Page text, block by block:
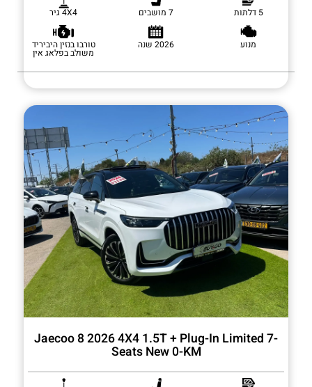
5 דלתות 7 מושבים 4X4 גיר
מנוע 2026 שנה טורבו בנזין היביריד
משולב בפלאג אין
Jaecoo 8 2026 4X4 1.5T + Plug-In Limited 7-
Seats New 0-KM